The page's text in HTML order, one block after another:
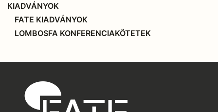
KIADVÁNYOK
FATE KIADVÁNYOK
LOMBOSFA KONFERENCIAKÖTETEK